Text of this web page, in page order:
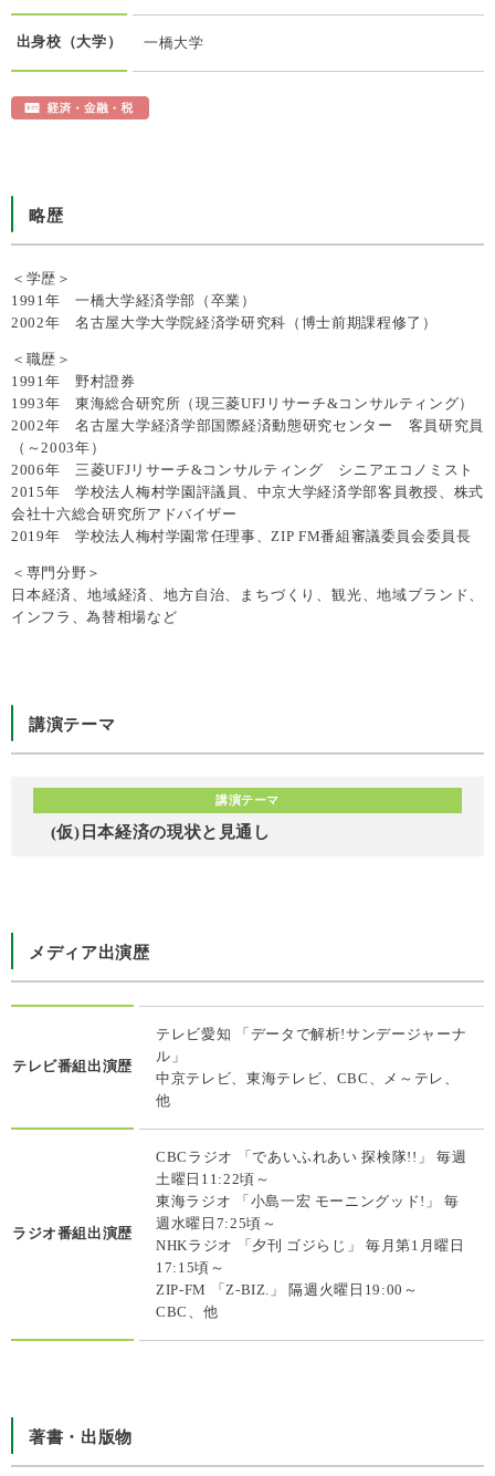
出身校（大学） 一橋大学
略歴
＜学歴＞
1991年 一橋大学経済学部（卒業）
2002年 名古屋大学大学院経済学研究科（博士前期課程修了）
＜職歴＞
1991年 野村證券
1993年 東海総合研究所（現三菱UFJリサーチ&コンサルティング）
2002年 名古屋大学経済学部国際経済動態研究センター 客員研究員
（～2003年）
2006年 三菱UFJリサーチ&コンサルティング シニアエコノミスト
2015年 学校法人梅村学園評議員、中京大学経済学部客員教授、株式
会社十六総合研究所アドバイザー
2019年 学校法人梅村学園常任理事、ZIP FM番組審議委員会委員長
＜専門分野＞
日本経済、地域経済、地方自治、まちづくり、観光、地域ブランド、
インフラ、為替相場など
講演テーマ
講演テーマ
(仮)日本経済の現状と見通し
メディア出演歴
テレビ番組出演歴
テレビ愛知 「データで解析!サンデージャーナ
ル」
中京テレビ、東海テレビ、CBC、メ～テレ、
他
ラジオ番組出演歴
CBCラジオ 「であいふれあい 探検隊!!」 毎週
土曜日11:22頃～
東海ラジオ 「小島一宏 モーニングッド!」 毎
週水曜日7:25頃～
NHKラジオ 「夕刊 ゴジらじ」 毎月第1月曜日
17:15頃～
ZIP-FM 「Z-BIZ.」 隔週火曜日19:00～
CBC、他
著書・出版物